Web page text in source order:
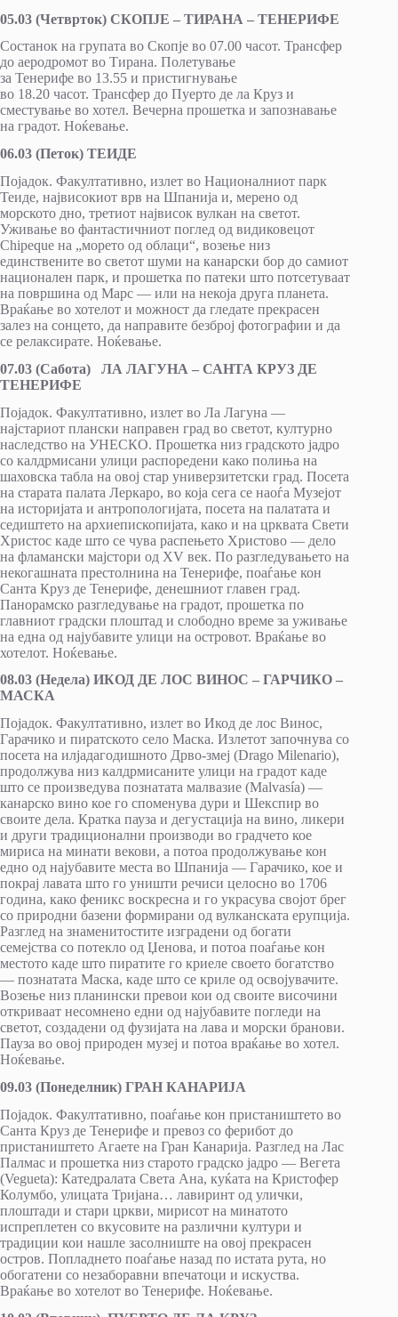
05.03 (Четврток) СКОПЈЕ – ТИРАНА – ТЕНЕРИФЕ
Состанок на групата во Скопје во 07.00 часот. Трансфер
до аеродромот во Тирана. Полетување
за Тенерифе во 13.55 и пристигнување
во 18.20 часот. Трансфер до Пуeрто де ла Круз и
сместување во хотел. Вечерна прошетка и запознавање
на градот. Ноќевање.
06.03 (Петок) ТЕИДЕ
Појадок. Факултативно, излет во Националниот парк
Теиде, највисокиот врв на Шпанија и, мерено од
морското дно, третиот највисок вулкан на светот.
Уживање во фантастичниот поглед од видиковецот
Chipeque на „морето од облаци“, возење низ
единствените во светот шуми на канарски бор до самиот
национален парк, и прошетка по патеки што потсетуваат
на површина од Марс — или на некоја друга планета.
Враќање во хотелот и можност да гледате прекрасен
залез на сонцето, да направите безброј фотографии и да
се релаксирате. Ноќевање.
07.03 (Сабота) ЛА ЛАГУНА – САНТА КРУЗ ДЕ
ТЕНЕРИФЕ
Појадок. Факултативно, излет во Ла Лагуна —
најстариот плански направен град во светот, културно
наследство на УНЕСКО. Прошетка низ градското јадро
со калдрмисани улици распоредени како полиња на
шаховска табла на овој стар универзитетски град. Посета
на старата палата Леркаро, во која сега се наоѓа Музејот
на историјата и антропологијата, посетa на палатата и
седиштето на архиепископијата, како и на црквата Свети
Христос каде што се чува распењето Христово — дело
на фламански мајстори од XV век. По разгледувањето на
некогашната престолнина на Тенерифе, поаѓање кон
Санта Круз де Тенерифе, денешниот главен град.
Панорамско разгледување на градот, прошетка по
главниот градски плоштад и слободно време за уживање
на една од најубавите улици на островот. Враќање во
хотелот. Ноќевање.
08.03 (Недела) ИКОД ДЕ ЛОС ВИНОС – ГАРЧИКО –
МАСКА
Појадок. Факултативно, излет во Икод де лос Винос,
Гарачико и пиратското село Маска. Излетот започнува со
посета на илјадагодишното Дрво-змеј (Drago Milenario),
продолжува низ калдрмисаните улици на градот каде
што се произведува познатата малвазие (Malvasía) —
канарско вино кое го споменува дури и Шекспир во
своите дела. Кратка пауза и дегустација на вино, ликери
и други традиционални производи во градчето кое
мириса на минати векови, а потоа продолжување кон
едно од најубавите места во Шпанија — Гарачико, кое и
покрај лавата што го уништи речиси целосно во 1706
година, како феникс воскресна и го украсува својот брег
со природни базени формирани од вулканската ерупција.
Разглед на знаменитостите изградени од богати
семејства со потекло од Џенова, и потоа поаѓање кон
местото каде што пиратите го криеле своето богатство
— познатата Маска, каде што се криле од освојувачите.
Возење низ планински превои кои од своите височини
откриваат несомнено едни од најубавите погледи на
светот, создадени од фузијата на лава и морски бранови.
Пауза во овој природен музеј и потоа враќање во хотел.
Ноќевање.
09.03 (Понеделник) ГРАН КАНАРИЈА
Појадок. Факултативно, поаѓање кон пристаништето во
Санта Круз де Тенерифе и превоз со ферибот до
пристаништето Агаете на Гран Канарија. Разглед на Лас
Палмас и прошетка низ старото градско јадро — Вегета
(Vegueta): Катедралата Света Ана, куќата на Кристофер
Колумбо, улицата Тријана… лавиринт од улички,
плоштади и стари цркви, мирисот на минатото
испреплетен со вкусовите на различни култури и
традиции кои нашле засолниште на овој прекрасен
остров. Попладнето поаѓање назад по истата рута, но
обогатени со незаборавни впечатоци и искуства.
Враќање во хотелот во Тенерифе. Ноќевање.